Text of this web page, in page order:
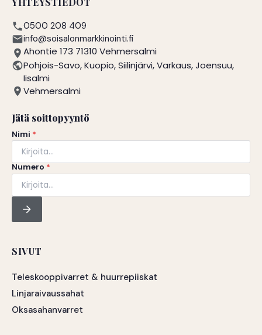
0500 208 409
info@soisalonmarkkinointi.fi
Ahontie 173 71310 Vehmersalmi
Pohjois-Savo, Kuopio, Siilinjärvi, Varkaus, Joensuu,
Iisalmi
Vehmersalmi
Jätä soittopyyntö
Nimi *
Numero *
SIVUT
Teleskooppivarret & huurrepiiskat
Linjaraivaussahat
Oksasahanvarret